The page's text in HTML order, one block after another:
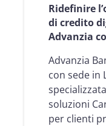
Ridefinire
di credito
Advanzia
Advanzia
con sede in
soluzioni
per clienti